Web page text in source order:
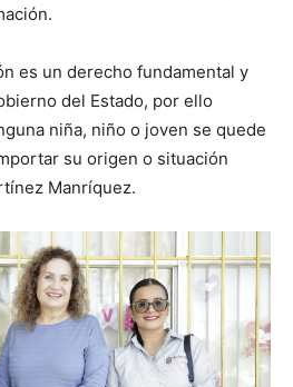
es un derecho fundamental y
del Estado, por ello
niña, niño o joven se quede
su origen o situación
Manríquez.